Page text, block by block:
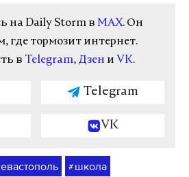
на Daily Storm в MAX. Он
где тормозит интернет.
в Telegram, Дзен и VK.
Telegram
VK
# школа